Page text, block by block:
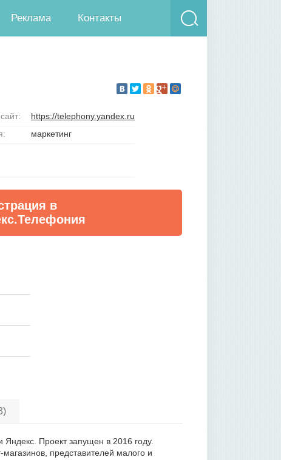
Реклама Контакты
https://telephony.yandex.ru
маркетинг
в
Проект запущен в 2016 году.
представителей малого и